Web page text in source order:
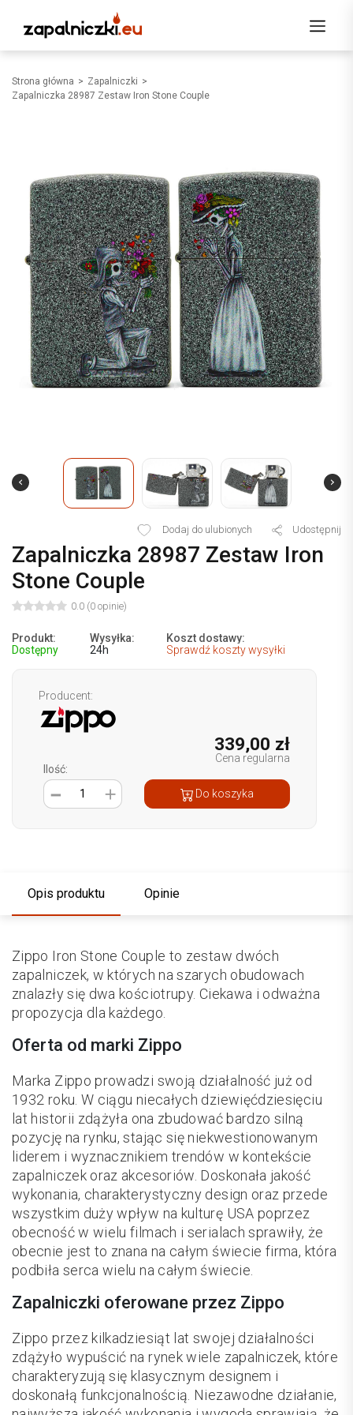
Strona główna
Zapalniczki
Zapalniczka 28987 Zestaw Iron Stone Couple
Dodaj do ulubionych Udostępnij
Zapalniczka 28987 Zestaw Iron
Stone Couple
0.0 (0 opinie)
Produkt:
Dostępny
Wysyłka:
24h
Koszt dostawy:
Sprawdź koszty wysyłki
Producent:
339,00 zł
Cena regularna
Ilość:
1
Do koszyka
Opis produktu Opinie
Zippo Iron Stone Couple to zestaw dwóch
zapalniczek, w których na szarych obudowach
znalazły się dwa kościotrupy. Ciekawa i odważna
propozycja dla każdego.
Oferta od marki Zippo
Marka Zippo prowadzi swoją działalność już od
1932 roku. W ciągu niecałych dziewięćdziesięciu
lat historii zdążyła ona zbudować bardzo silną
pozycję na rynku, stając się niekwestionowanym
liderem i wyznacznikiem trendów w kontekście
zapalniczek oraz akcesoriów. Doskonała jakość
wykonania, charakterystyczny design oraz przede
wszystkim duży wpływ na kulturę USA poprzez
obecność w wielu filmach i serialach sprawiły, że
obecnie jest to znana na całym świecie firma, która
podbiła serca wielu na całym świecie.
Zapalniczki oferowane przez Zippo
Zippo przez kilkadziesiąt lat swojej działalności
zdążyło wypuścić na rynek wiele zapalniczek, które
charakteryzują się klasycznym designem i
doskonałą funkcjonalnością. Niezawodne działanie,